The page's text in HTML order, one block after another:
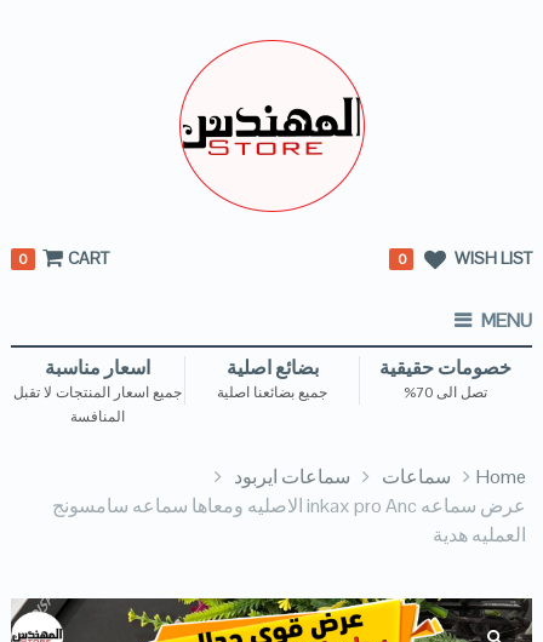
WISH LIST
0
CART
0
MENU
خصومات حقيقية
تصل الى 70%
بضائع اصلية
جميع بضائعنا اصلية
اسعار مناسبة
جميع اسعار المنتجات لا تقبل
المنافسة
Home سماعات
سماعات ايربود
عرض سماعه inkax pro Anc الاصليه ومعاها سماعه سامسونج
العمليه هدية